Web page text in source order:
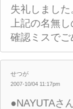
失礼しました
上記の名無
確認ミスでご
せつが
2007-10/04 11:17pm
●NAYUTAさ